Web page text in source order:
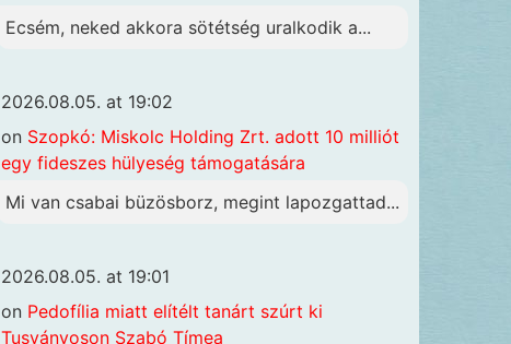
Ecsém, neked akkora sötétség uralkodik a...
2026.08.05. at 19:02
on Szopkó: Miskolc Holding Zrt. adott 10 milliót
egy fideszes hülyeség támogatására
Mi van csabai büzösborz, megint lapozgattad...
2026.08.05. at 19:01
on Pedofília miatt elítélt tanárt szúrt ki
Tusványoson Szabó Tímea